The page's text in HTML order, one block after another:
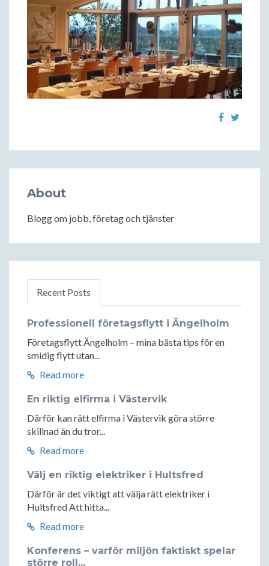
About
Blogg om jobb, företag och tjänster
Recent Posts
Professionell företagsflytt i Ängelholm
Företagsflytt Ängelholm – mina bästa tips för en
smidig flytt utan...
Read more
En riktig elfirma i Västervik
Därför kan rätt elfirma i Västervik göra större
skillnad än du tror...
Read more
Välj en riktig elektriker i Hultsfred
Därför är det viktigt att välja rätt elektriker i
Hultsfred Att hitta...
Read more
Konferens – varför miljön faktiskt spelar
större roll...